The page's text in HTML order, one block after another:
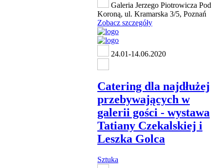
Galeria Jerzego Piotrowicza Pod
Koroną, ul. Kramarska 3/5, Poznań
Zobacz szczegóły
24.01-14.06.2020
Catering dla najdłużej
przebywających w
galerii gości - wystawa
Tatiany Czekalskiej i
Leszka Golca
Sztuka